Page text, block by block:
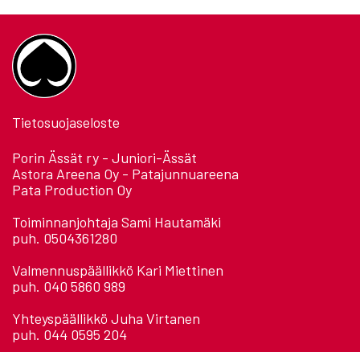
Tietosuojaseloste
Porin Ässät ry - Juniori-Ässät
Astora Areena Oy - Patajunnuareena
Pata Production Oy
Toiminnanjohtaja Sami Hautamäki
puh. 0504361280
Valmennuspäällikkö Kari Miettinen
puh. 040 5860 989
Yhteyspäällikkö Juha Virtanen
puh. 044 0595 204